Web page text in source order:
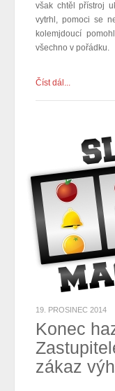
však chtěl přístroj
vytrhl, pomoci se
kolemjdoucí
všechno v pořádku.
Číst dál...
19. PROSINEC 2014
Konec
zákaz